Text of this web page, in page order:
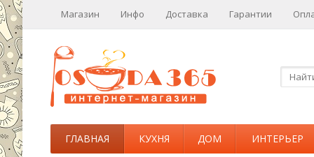
Магазин Инфо Доставка Гарантии
ГЛАВНАЯ КУХНЯ ДОМ ИНТЕРЬЕР